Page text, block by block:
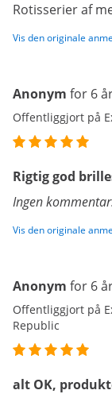
Rotisserier af
Vis den originale
Anonym for 6
Offentliggjort på
Rigtig god
Ingen
Vis den originale
Anonym for 6
Offentliggjort på
Republic
alt OK,